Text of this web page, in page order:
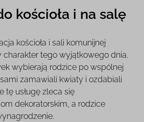
kościoła i na salę
kościoła i sali komunijnej
charakter tego wyjątkowego dnia.
wybierają rodzice po wspólnej
zamawiali kwiaty i ozdabiali
tę usługę zleca się
dekoratorskim, a rodzice